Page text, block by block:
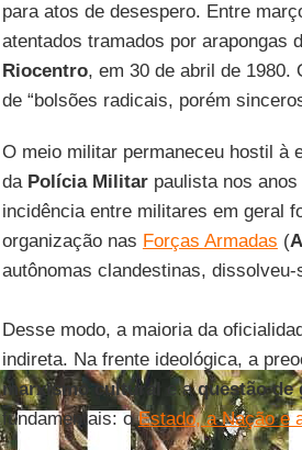
para atos de desespero. Entre
atentados tramados por arapongas
Riocentro, em 30 de abril de 1980.
de “bolsões radicais, porém
O meio militar permaneceu hostil à
da Polícia Militarpaulista nos anos
incidência entre militares em geral
organização nas Forças Armadas (
autônomas clandestinas, dissolveu-
Desse modo, a maioria da
indireta. Na frente ideológica, a
marxismo cultural e aquestão de
fundamentais: oEstado, a Nação e